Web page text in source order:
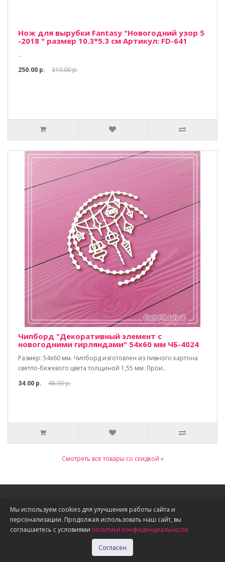
Нож для вырубки Fantasy "Новогодний узор 5
-2018 " размер 10.3*5.3 см Артикул: FD-641
..
250.00 р.
310.00 р.
Чипборд "Декоративный элемент с
новогодними гирляндами" 54х60 мм ЧБ-4024
Размер: 54х60 мм. Чипборд изготовлен из пивного картона
светло-бежевого цвета толщиной 1,55 мм. Прои..
34.00 р.
48.00 р.
Смотреть все товары со скидкой »
Информация
О нас
Доставка, оплата, скидки
Политика конфиденциальности
Мы используем cookies для улучшения работы сайта и
персонализации. Продолжая использовать наш сайт, вы
соглашаетесь с условиями политики конфиденциальности
Согласен